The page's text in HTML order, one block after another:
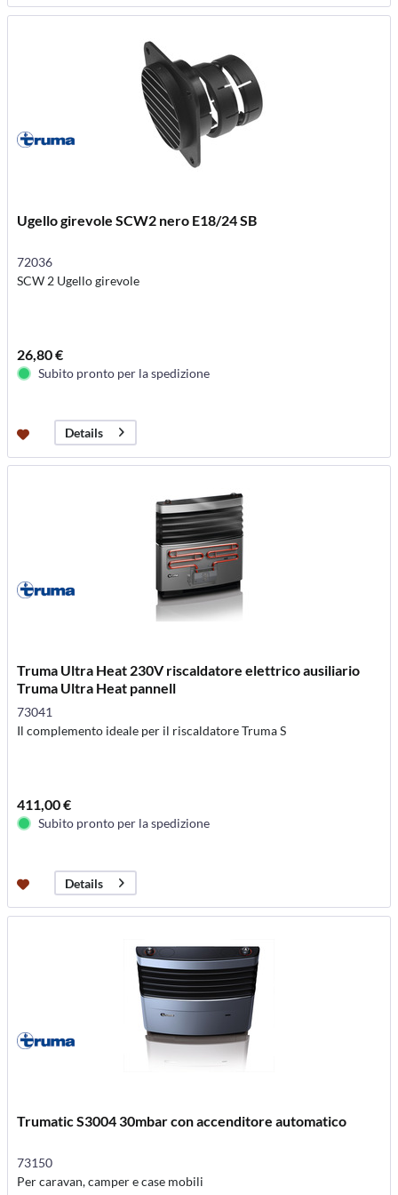
Ugello girevole SCW2 nero E18/24 SB
72036
SCW 2 Ugello girevole
26,80 €
Subito pronto per la spedizione
Details
Truma Ultra Heat 230V riscaldatore elettrico ausiliario
Truma Ultra Heat pannell
73041
Il complemento ideale per il riscaldatore Truma S
411,00 €
Subito pronto per la spedizione
Details
Trumatic S3004 30mbar con accenditore automatico
73150
Per caravan, camper e case mobili